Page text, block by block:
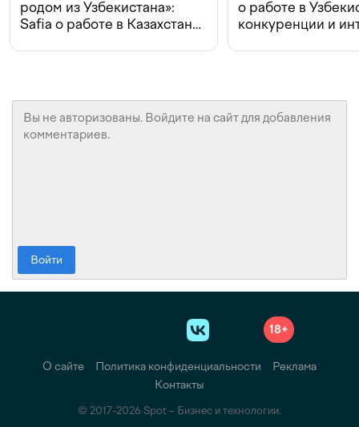
родом из Узбекистана»:
Safia о работе в Казахстане,
о работе в
конкуренции и
Войти
18+
О сайте Политика конфиденциальности
Реклама
Контакты
© 2017-2026 Spot – Бизнес и технологии.